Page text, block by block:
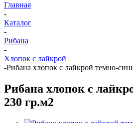
Главная
-
Каталог
-
Рибана
-
Хлопок с лайкрой
-Рибана хлопок с лайкрой темно-
Рибана хлопок с
230 гр.м2